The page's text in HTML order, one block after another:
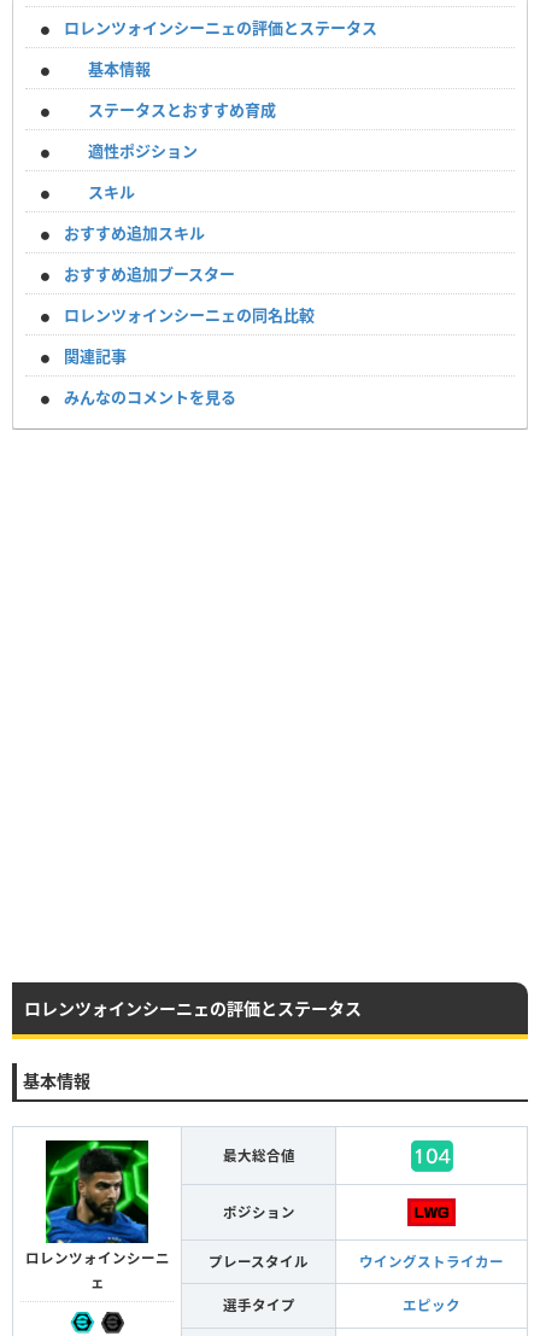
ロレンツォインシーニェの評価とステータス
基本情報
ステータスとおすすめ育成
適性ポジション
スキル
おすすめ追加スキル
おすすめ追加ブースター
ロレンツォインシーニェの同名比較
関連記事
みんなのコメントを見る
ロレンツォインシーニェの評価とステータス
基本情報
ロレンツォインシーニ
ェ
最大総合値
ポジション
プレースタイル ウイングストライカー
選手タイプ エピック